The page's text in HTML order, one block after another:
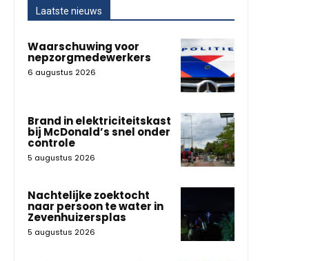
Laatste nieuws
Waarschuwing voor
nepzorgmedewerkers
6 augustus 2026
Brand in elektriciteitskast
bij McDonald’s snel onder
controle
5 augustus 2026
Nachtelijke zoektocht
naar persoon te water in
Zevenhuizersplas
5 augustus 2026